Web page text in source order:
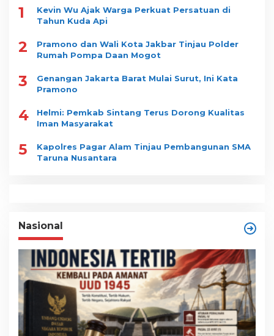
1
Kevin Wu Ajak Warga Perkuat Persatuan di
Tahun Kuda Api
2
Pramono dan Wali Kota Jakbar Tinjau Polder
Rumah Pompa Daan Mogot
3
Genangan Jakarta Barat Mulai Surut, Ini Kata
Pramono
4
Helmi: Pemkab Sintang Terus Dorong Kualitas
Iman Masyarakat
5
Kapolres Pagar Alam Tinjau Pembangunan SMA
Taruna Nusantara
Nasional